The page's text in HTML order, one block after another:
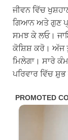
ਜੀਵਨ ਵਿੱਚ
ਗਿਆਨ ਅਤੇ ਗੁਣ
ਸਮਝ ਕੇ ਲਓ।
ਕੋਸ਼ਿਸ਼ ਕਰੋ। ਅੱਜ
ਮਿਲੇਗਾ। ਸਾਰੇ
ਪਰਿਵਾਰ ਵਿੱਚ